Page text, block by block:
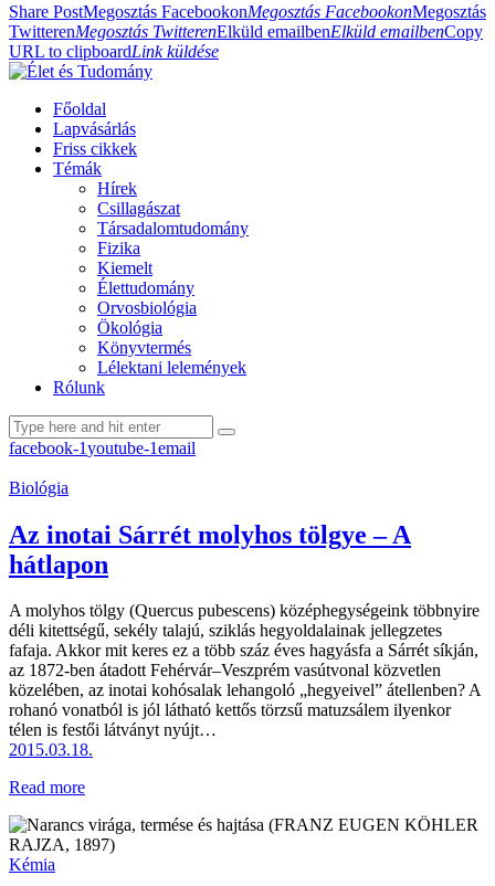
Share PostMegosztás FacebookonMegosztás FacebookonMegosztás
TwitterenMegosztás TwitterenElküld emailbenElküld emailbenCopy
URL to clipboardLink küldése
Főoldal
Lapvásárlás
Friss cikkek
Témák
Hírek
Csillagászat
Társadalomtudomány
Fizika
Kiemelt
Élettudomány
Orvosbiológia
Ökológia
Könyvtermés
Lélektani lelemények
Rólunk
facebook-1youtube-1email
Biológia
Az inotai Sárrét molyhos tölgye – A
hátlapon
A molyhos tölgy (Quercus pubescens) középhegységeink többnyire
déli kitettségű, sekély talajú, sziklás hegyoldalainak jellegzetes
fafaja. Akkor mit keres ez a több száz éves hagyásfa a Sárrét síkján,
az 1872-ben átadott Fehérvár–Veszprém vasútvonal közvetlen
közelében, az inotai kohósalak lehangoló „hegyeivel” átellenben? A
rohanó vonatból is jól látható kettős törzsű matuzsálem ilyenkor
télen is festői látványt nyújt…
2015.03.18.
Read more
Kémia